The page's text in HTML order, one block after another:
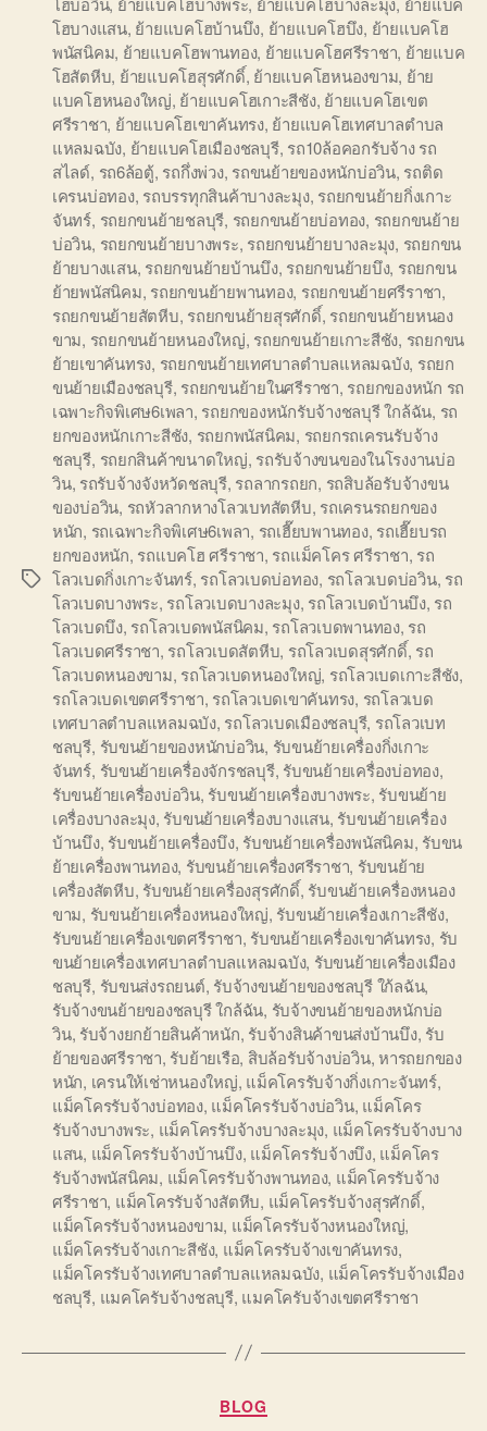
Tags
โฮบางแสน, ย้ายแบคโฮบ้านบึง, ย้ายแบคโฮบึง, ย้ายแบคโฮ
พนัสนิคม, ย้ายแบคโฮพานทอง, ย้ายแบคโฮศรีราชา, ย้ายแบค
โฮสัตหีบ, ย้ายแบคโฮสุรศักดิ์, ย้ายแบคโฮหนองขาม, ย้าย
แบคโฮหนองใหญ่, ย้ายแบคโฮเกาะสีชัง, ย้ายแบคโฮเขต
ศรีราชา, ย้ายแบคโฮเขาคันทรง, ย้ายแบคโฮเทศบาลตำบล
แหลมฉบัง, ย้ายแบคโฮเมืองชลบุรี, รถ10ล้อคอกรับจ้าง รถ
สไลด์, รถ6ล้อตู้, รถกึ่งพ่วง, รถขนย้ายของหนักบ่อวิน, รถติด
เครนบ่อทอง, รถบรรทุกสินค้าบางละมุง, รถยกขนย้ายกิ่งเกาะ
จันทร์, รถยกขนย้ายชลบุรี, รถยกขนย้ายบ่อทอง, รถยกขนย้าย
บ่อวิน, รถยกขนย้ายบางพระ, รถยกขนย้ายบางละมุง, รถยกขน
ย้ายบางแสน, รถยกขนย้ายบ้านบึง, รถยกขนย้ายบึง, รถยกขน
ย้ายพนัสนิคม, รถยกขนย้ายพานทอง, รถยกขนย้ายศรีราชา,
รถยกขนย้ายสัตหีบ, รถยกขนย้ายสุรศักดิ์, รถยกขนย้ายหนอง
ขาม, รถยกขนย้ายหนองใหญ่, รถยกขนย้ายเกาะสีชัง, รถยกขน
ย้ายเขาคันทรง, รถยกขนย้ายเทศบาลตำบลแหลมฉบัง, รถยก
ขนย้ายเมืองชลบุรี, รถยกขนย้ายในศรีราชา, รถยกของหนัก รถ
เฉพาะกิจพิเศษ6เพลา, รถยกของหนักรับจ้างชลบุรี ใกล้ฉัน, รถ
ยกของหนักเกาะสีชัง, รถยกพนัสนิคม, รถยกรถเครนรับจ้าง
ชลบุรี, รถยกสินค้าขนาดใหญ่, รถรับจ้างขนของในโรงงานบ่อ
วิน, รถรับจ้างจังหวัดชลบุรี, รถลากรถยก, รถสิบล้อรับจ้างขน
ของบ่อวิน, รถหัวลากหางโลวเบทสัตหีบ, รถเครนรถยกของ
หนัก, รถเฉพาะกิจพิเศษ6เพลา, รถเฮี๊ยบพานทอง, รถเฮี๊ยบรถ
ยกของหนัก, รถแบคโฮ ศรีราชา, รถแม็คโคร ศรีราชา, รถ
โลวเบดกิ่งเกาะจันทร์, รถโลวเบดบ่อทอง, รถโลวเบดบ่อวิน, รถ
โลวเบดบางพระ, รถโลวเบดบางละมุง, รถโลวเบดบ้านบึง, รถ
โลวเบดบึง, รถโลวเบดพนัสนิคม, รถโลวเบดพานทอง, รถ
โลวเบดศรีราชา, รถโลวเบดสัตหีบ, รถโลวเบดสุรศักดิ์, รถ
โลวเบดหนองขาม, รถโลวเบดหนองใหญ่, รถโลวเบดเกาะสีชัง,
รถโลวเบดเขตศรีราชา, รถโลวเบดเขาคันทรง, รถโลวเบด
เทศบาลตำบลแหลมฉบัง, รถโลวเบดเมืองชลบุรี, รถโลวเบท
ชลบุรี, รับขนย้ายของหนักบ่อวิน, รับขนย้ายเครื่องกิ่งเกาะ
จันทร์, รับขนย้ายเครื่องจักรชลบุรี, รับขนย้ายเครื่องบ่อทอง,
รับขนย้ายเครื่องบ่อวิน, รับขนย้ายเครื่องบางพระ, รับขนย้าย
เครื่องบางละมุง, รับขนย้ายเครื่องบางแสน, รับขนย้ายเครื่อง
บ้านบึง, รับขนย้ายเครื่องบึง, รับขนย้ายเครื่องพนัสนิคม, รับขน
ย้ายเครื่องพานทอง, รับขนย้ายเครื่องศรีราชา, รับขนย้าย
เครื่องสัตหีบ, รับขนย้ายเครื่องสุรศักดิ์, รับขนย้ายเครื่องหนอง
ขาม, รับขนย้ายเครื่องหนองใหญ่, รับขนย้ายเครื่องเกาะสีชัง,
รับขนย้ายเครื่องเขตศรีราชา, รับขนย้ายเครื่องเขาคันทรง, รับ
ขนย้ายเครื่องเทศบาลตำบลแหลมฉบัง, รับขนย้ายเครื่องเมือง
ชลบุรี, รับขนส่งรถยนต์, รับจ้างขนย้ายของชลบุรี ใก้ลฉัน,
รับจ้างขนย้ายของชลบุรี ใกล้ฉัน, รับจ้างขนย้ายของหนักบ่อ
วิน, รับจ้างยกย้ายสินค้าหนัก, รับจ้างสินค้าขนส่งบ้านบึง, รับ
ย้ายของศรีราชา, รับย้ายเรือ, สิบล้อรับจ้างบ่อวิน,หารถยกของ
หนัก, เครนให้เช่าหนองใหญ่, แม็คโครรับจ้างกิ่งเกาะจันทร์,
แม็คโครรับจ้างบ่อทอง, แม็คโครรับจ้างบ่อวิน, แม็คโคร
รับจ้างบางพระ, แม็คโครรับจ้างบางละมุง, แม็คโครรับจ้างบาง
แสน, แม็คโครรับจ้างบ้านบึง, แม็คโครรับจ้างบึง, แม็คโคร
รับจ้างพนัสนิคม, แม็คโครรับจ้างพานทอง, แม็คโครรับจ้าง
ศรีราชา, แม็คโครรับจ้างสัตหีบ, แม็คโครรับจ้างสุรศักดิ์,
แม็คโครรับจ้างหนองขาม, แม็คโครรับจ้างหนองใหญ่,
แม็คโครรับจ้างเกาะสีชัง, แม็คโครรับจ้างเขาคันทรง,
แม็คโครรับจ้างเทศบาลตำบลแหลมฉบัง, แม็คโครรับจ้างเมือง
ชลบุรี, แมคโครับจ้างชลบุรี, แมคโครับจ้างเขตศรีราชา
Categories
BLOG